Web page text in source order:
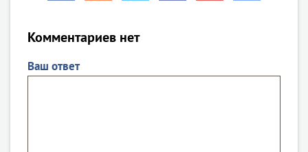
Комментариев нет
Ваш ответ